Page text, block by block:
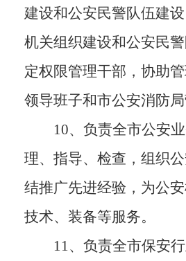
建设和公安民警队伍建
机关组织建设和公安民
定权限管理干部，协助
领导班子和市公安消防局
10、负责全市公安业
理、指导、检查，组织
结推广先进经验，为公安
技术、装备等服务。
11、负责全市保安行